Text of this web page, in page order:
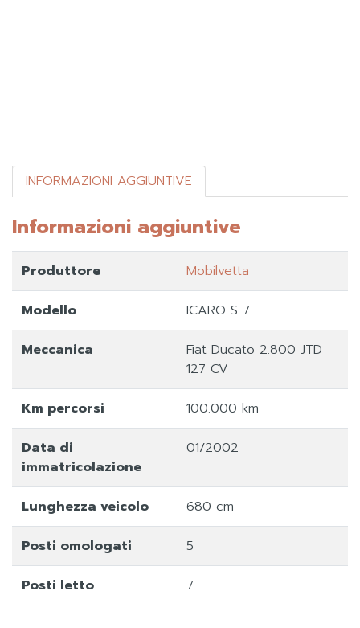
INFORMAZIONI AGGIUNTIVE
Informazioni aggiuntive
Produttore Mobilvetta
Modello ICARO S 7
Meccanica
Fiat Ducato 2.800 JTD
127 CV
Km percorsi 100.000 km
Data di
immatricolazione
01/2002
Lunghezza veicolo 680 cm
Posti omologati 5
Posti letto 7